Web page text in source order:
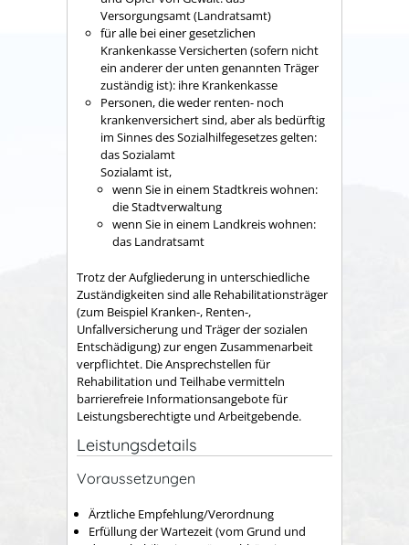
Versorgungsamt (Landratsamt)
für alle bei einer gesetzlichen
Krankenkasse Versicherten (sofern nicht
ein anderer der unten genannten Träger
zuständig ist): ihre Krankenkasse
Personen, die weder renten- noch
krankenversichert sind, aber als bedürftig
im Sinnes des Sozialhilfegesetzes gelten:
das Sozialamt
Sozialamt ist,
wenn Sie in einem Stadtkreis wohnen:
die Stadtverwaltung
wenn Sie in einem Landkreis wohnen:
das Landratsamt
Trotz der Aufgliederung in unterschiedliche
Zuständigkeiten sind alle Rehabilitationsträger
(zum Beispiel Kranken-, Renten-,
Unfallversicherung und Träger der sozialen
Entschädigung) zur engen Zusammenarbeit
verpflichtet. Die Ansprechstellen für
Rehabilitation und Teilhabe vermitteln
barrierefreie Informationsangebote für
Leistungsberechtigte und Arbeitgebende.
Leistungsdetails
Voraussetzungen
Ärztliche Empfehlung/Verordnung
Erfüllung der Wartezeit (vom Grund und